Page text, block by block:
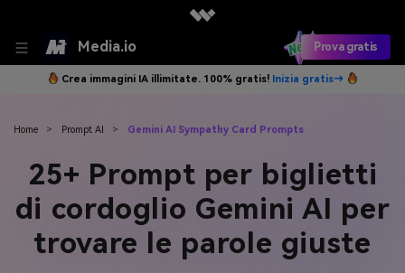
Media.io Prova gratis
Crea immagini IA illimitate. 100% gratis! Inizia gratis→
Home > Prompt AI > Gemini AI Sympathy Card Prompts
25+ Prompt per biglietti
di cordoglio Gemini AI per
trovare le parole giuste